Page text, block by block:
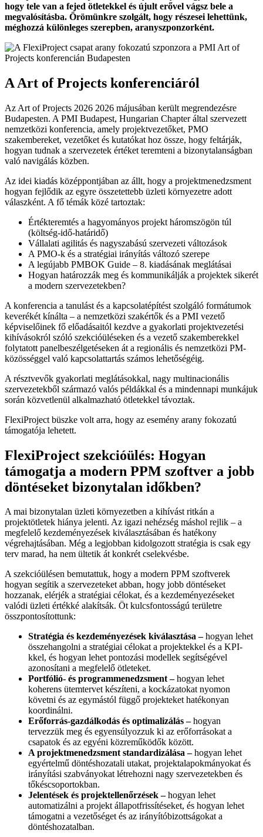
hogy tele van a fejed ötletekkel és újult erővel vágsz bele a
megvalósításba. Örömünkre szolgált, hogy részesei lehettünk,
méghozzá különleges szerepben, aranyszponzorként.
A Art of Projects konferenciáról
Az Art of Projects 2026 2026 májusában került megrendezésre
Budapesten. A PMI Budapest, Hungarian Chapter által szervezett
nemzetközi konferencia, amely projektvezetőket, PMO
szakembereket, vezetőket és kutatókat hoz össze, hogy feltárják,
hogyan tudnak a szervezetek értéket teremteni a bizonytalanságban
való navigálás közben.
Az idei kiadás középpontjában az állt, hogy a projektmenedzsment
hogyan fejlődik az egyre összetettebb üzleti környezetre adott
válaszként. A fő témák közé tartoztak:
Értékteremtés a hagyományos projekt háromszögön túl
(költség-idő-határidő)
Vállalati agilitás és nagyszabású szervezeti változások
A PMO-k és a stratégiai irányítás változó szerepe
A legújabb PMBOK Guide – 8. kiadásának meglátásai
Hogyan határozzák meg és kommunikálják a projektek sikerét
a modern szervezetekben?
A konferencia a tanulást és a kapcsolatépítést szolgáló formátumok
keverékét kínálta – a nemzetközi szakértők és a PMI vezető
képviselőinek fő előadásaitól kezdve a gyakorlati projektvezetési
kihívásokról szóló szekcióüléseken és a vezető szakemberekkel
folytatott panelbeszélgetéseken át a regionális és nemzetközi PM-
közösséggel való kapcsolattartás számos lehetőségéig.
A résztvevők gyakorlati meglátásokkal, nagy multinacionális
szervezetekből származó valós példákkal és a mindennapi munkájuk
során közvetlenül alkalmazható ötletekkel távoztak.
FlexiProject büszke volt arra, hogy az esemény arany fokozatú
támogatója lehetett.
FlexiProject szekcióülés: Hogyan
támogatja a modern PPM szoftver a jobb
döntéseket bizonytalan időkben?
A mai bizonytalan üzleti környezetben a kihívást ritkán a
projektötletek hiánya jelenti. Az igazi nehézség máshol rejlik – a
megfelelő kezdeményezések kiválasztásában és hatékony
végrehajtásában. Még a legjobban kidolgozott stratégia is csak egy
terv marad, ha nem ültetik át konkrét cselekvésbe.
A szekcióülésen bemutattuk, hogy a modern PPM szoftverek
hogyan segítik a szervezeteket abban, hogy jobb döntéseket
hozzanak, elérjék a stratégiai célokat, és a kezdeményezéseket
valódi üzleti értékké alakítsák. Öt kulcsfontosságú területre
összpontosítottunk:
Stratégia és kezdeményezések kiválasztása –hogyan lehet
összehangolni a stratégiai célokat a projektekkel és a KPI-
kkel, és hogyan lehet pontozási modellek segítségével
azonosítani a megfelelő ötleteket.
Portfólió- és programmenedzsment –hogyan lehet
koherens ütemtervet készíteni, a kockázatokat nyomon
követni és az egymástól függő projekteket hatékonyan
koordinálni.
Erőforrás-gazdálkodás és optimalizálás –hogyan
tervezzük meg és egyensúlyozzuk ki az erőforrásokat a
csapatok és az egyéni közreműködők között.
A projektmenedzsment standardizálása –hogyan lehet
egyértelmű döntéshozatali utakat, projektalapokmányokat és
irányítási szabványokat létrehozni nagy szervezetekben és
tőkéscsoportokban.
Jelentések és projektellenőrzések –hogyan lehet
automatizálni a projekt állapotfrissítéseket, és hogyan lehet
támogatni a vezetőséget és az irányítóbizottságokat a
döntéshozatalban.